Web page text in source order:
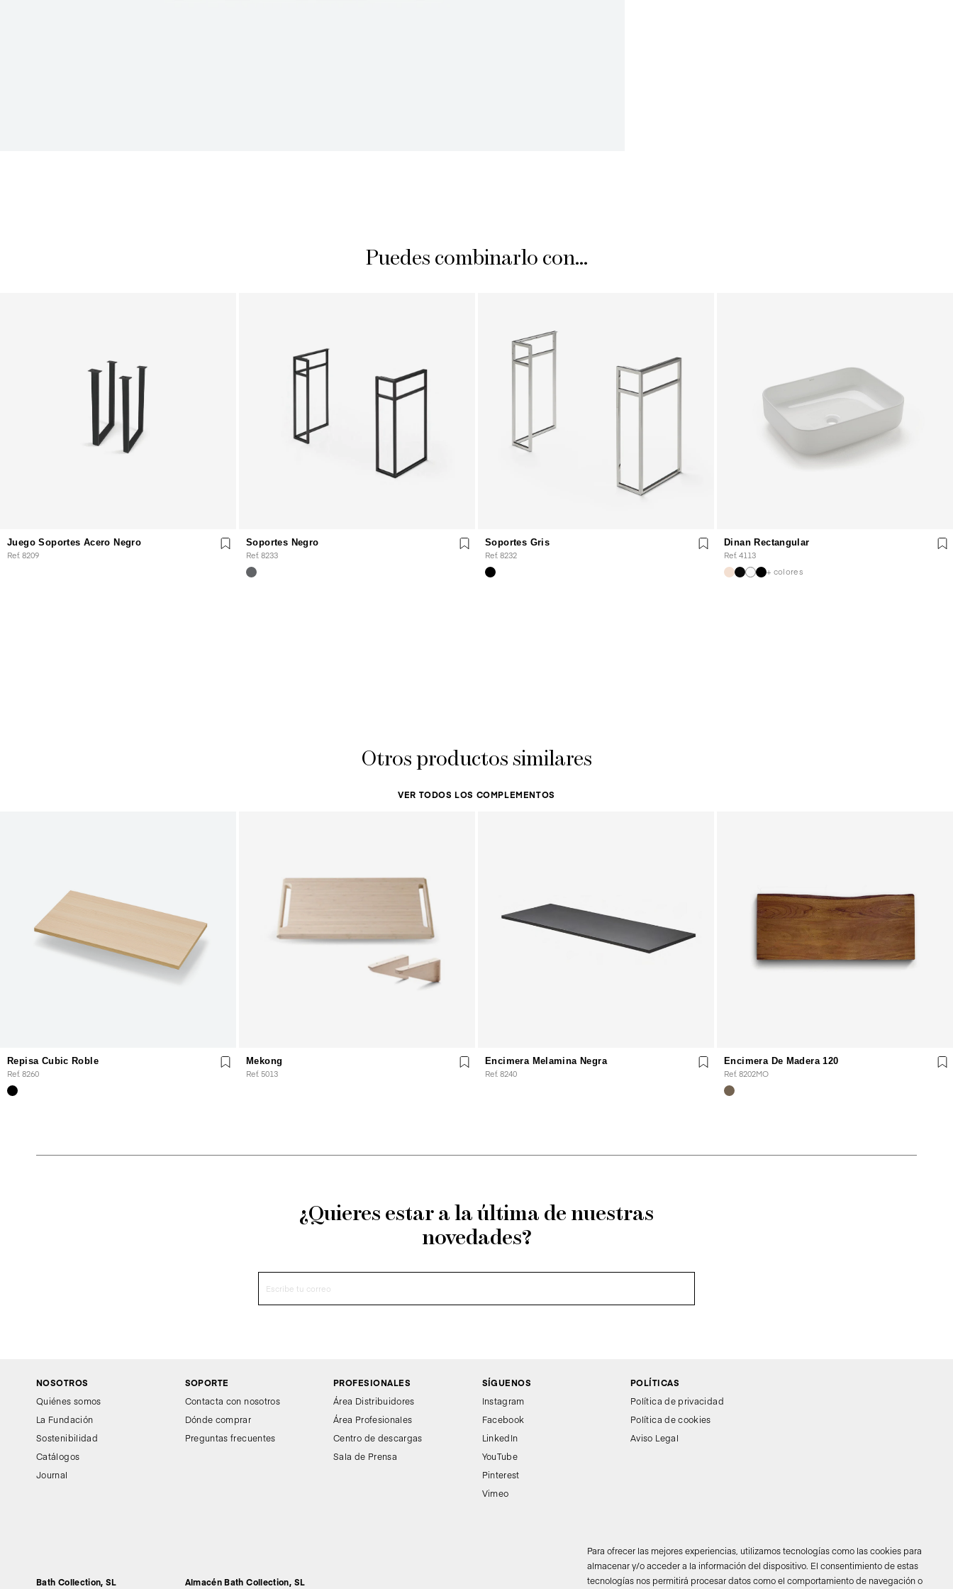
Para ofrecer las mejores experiencias, utilizamos tecnologías como las cookies para
almacenar y/o acceder a la información del dispositivo. El consentimiento de estas
tecnologías nos permitirá procesar datos como el comportamiento de navegación o
Puedes combinarlo con...
Juego Soportes Acero Negro
Ref. 8209
Soportes Negro
Ref. 8233
Soportes Gris
Ref. 8232
Dinan Rectangular
Ref. 4113
+ colores
Otros productos similares
VER TODOS LOS COMPLEMENTOS
Repisa Cubic Roble
Ref. 8260
Mekong
Ref. 5013
Encimera Melamina Negra
Ref. 8240
Encimera De Madera 120
Ref. 8202MO
¿Quieres estar a la última de nuestras
novedades?
NOSOTROS
Quiénes somos
La Fundación
Sostenibilidad
Catálogos
Journal
SOPORTE
Contacta con nosotros
Dónde comprar
Preguntas frecuentes
PROFESIONALES
Área Distribuidores
Área Profesionales
Centro de descargas
Sala de Prensa
SÍGUENOS
Instagram
Facebook
LinkedIn
YouTube
Pinterest
Vimeo
POLÍTICAS
Política de privacidad
Política de cookies
Aviso Legal
Bath Collection, SL Almacén Bath Collection, SL